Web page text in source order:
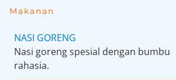
Makanan
NASI GORENG
Nasi goreng spesial dengan bumbu
rahasia.